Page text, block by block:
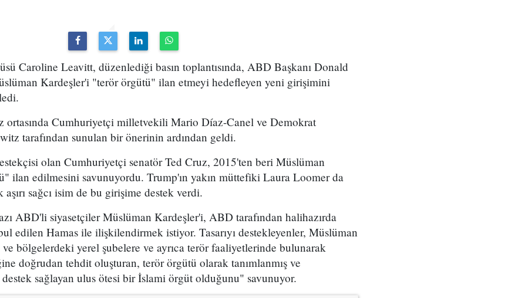
Caroline Leavitt, düzenlediği basın toplantısında, ABD Başkanı Donald
Kardeşler'i "terör örgütü" ilan etmeyi hedefleyen yeni girişimini
ortasında Cumhuriyetçi milletvekili Mario Díaz-Canel ve Demokrat
tarafından sunulan bir önerinin ardından geldi.
olan Cumhuriyetçi senatör Ted Cruz, 2015'ten beri Müslüman
ilan edilmesini savunuyordu. Trump'ın yakın müttefiki Laura Loomer da
sağcı isim de bu girişime destek verdi.
ABD'li siyasetçiler Müslüman Kardeşler'i, ABD tarafından halihazırda
edilen Hamas ile ilişkilendirmek istiyor. Tasarıyı destekleyenler, Müslüman
bölgelerdeki yerel şubelere ve ayrıca terör faaliyetlerinde bulunarak
doğrudan tehdit oluşturan, terör örgütü olarak tanımlanmış ve
destek sağlayan ulus ötesi bir İslami örgüt olduğunu" savunuyor.